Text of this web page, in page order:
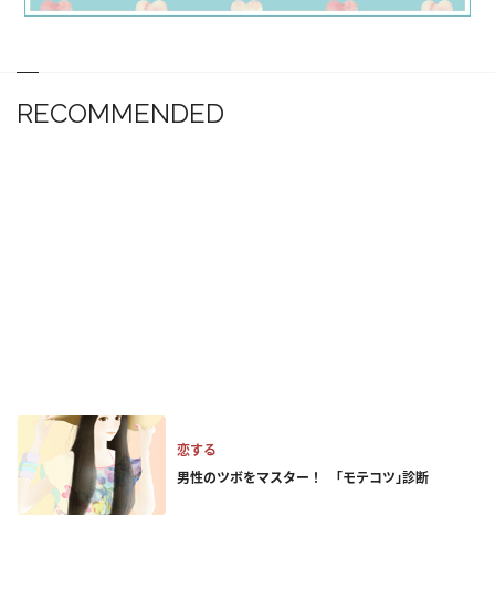
RECOMMENDED
恋する
男性のツボをマスター！ ｢モテコツ｣診断